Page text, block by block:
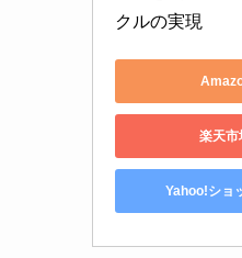
クルの実現
楽天市
Yahoo!ショ